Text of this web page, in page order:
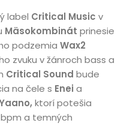
label Critical Musicv
Mäsokombinát prinesie
podzemiaWax2
zvuku v žánroch bass a
Critical Sound bude
na čele s Enei a
ktorí potešia
a temných